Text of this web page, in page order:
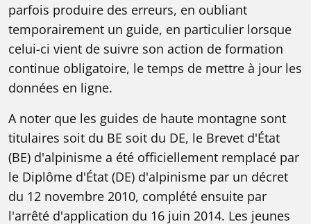
parfois produire des erreurs, en oubliant
temporairement un guide, en particulier lorsque
celui-ci vient de suivre son action de formation
continue obligatoire, le temps de mettre à jour les
données en ligne.
A noter que les guides de haute montagne sont
titulaires soit du BE soit du DE, le Brevet d'État
(BE) d'alpinisme a été officiellement remplacé par
le Diplôme d'État (DE) d'alpinisme par un décret
du 12 novembre 2010, complété ensuite par
l'arrêté d'application du 16 juin 2014. Les jeunes